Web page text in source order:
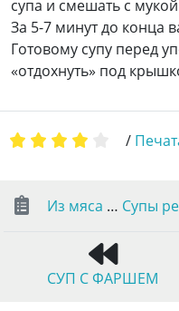
супа и смешать с
За 5-7 минут до конца
Готовому супу перед
«отдохнуть» под
/
Из мяса … Супы
СУП С ФАРШЕМ